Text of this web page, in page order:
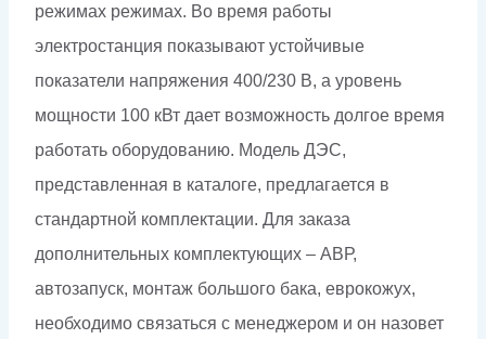
режимах режимах. Во время работы
электростанция показывают устойчивые
показатели напряжения 400/230 В, а уровень
мощности 100 кВт дает возможность долгое время
работать оборудованию. Модель ДЭС,
представленная в каталоге, предлагается в
стандартной комплектации. Для заказа
дополнительных комплектующих – АВР,
автозапуск, монтаж большого бака, еврокожух,
необходимо связаться с менеджером и он назовет